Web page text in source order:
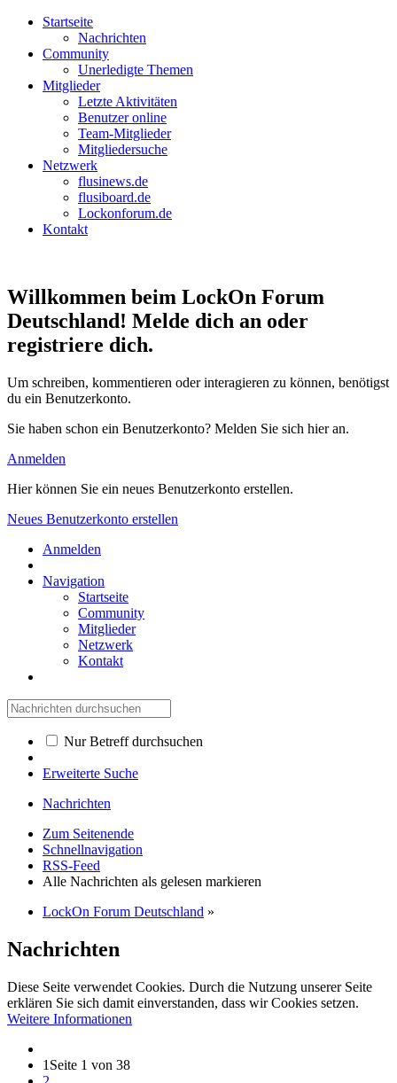
Startseite
Nachrichten
Community
Unerledigte Themen
Mitglieder
Letzte Aktivitäten
Benutzer online
Team-Mitglieder
Mitgliedersuche
Netzwerk
flusinews.de
flusiboard.de
Lockonforum.de
Kontakt
Willkommen beim LockOn Forum
Deutschland! Melde dich an oder
registriere dich.
Um schreiben, kommentieren oder interagieren zu können, benötigst
du ein Benutzerkonto.
Sie haben schon ein Benutzerkonto? Melden Sie sich hier an.
Anmelden
Hier können Sie ein neues Benutzerkonto erstellen.
Neues Benutzerkonto erstellen
Anmelden
Navigation
Startseite
Community
Mitglieder
Netzwerk
Kontakt
Nur Betreff durchsuchen
Erweiterte Suche
Nachrichten
Zum Seitenende
Schnellnavigation
RSS-Feed
Alle Nachrichten als gelesen markieren
LockOn Forum Deutschland »
Nachrichten
Diese Seite verwendet Cookies. Durch die Nutzung unserer Seite
erklären Sie sich damit einverstanden, dass wir Cookies setzen.
Weitere Informationen
1 Seite 1 von 38